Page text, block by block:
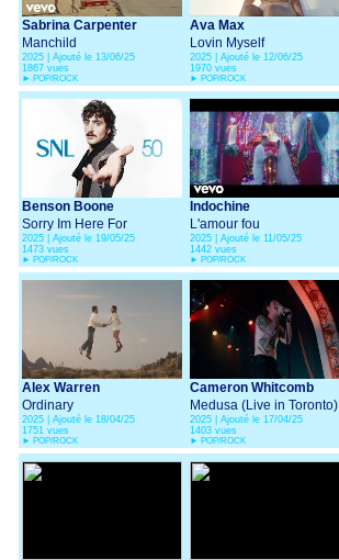
Sabrina Carpenter
Manchild
2025 | Ajouté le 13/06/25
1867 vues
► POP/ROCK
Ava Max
Lovin Myself
2025 | Ajouté le 12/06/25
1970 vues
► POP/ROCK
Benson Boone
Sorry Im Here For
Someone Else
2025 | Ajouté le 19/05/25
1473 vues
► POP/ROCK
Indochine
L'amour fou
2025 | Ajouté le 11/05/25
1442 vues
► POP/ROCK
Alex Warren
Ordinary
2025 | Ajouté le 18/04/25
1751 vues
► POP/ROCK
Cameron Whitcomb
Medusa (Live in Toronto)
2025 | Ajouté le 17/04/25
1403 vues
► POP/ROCK